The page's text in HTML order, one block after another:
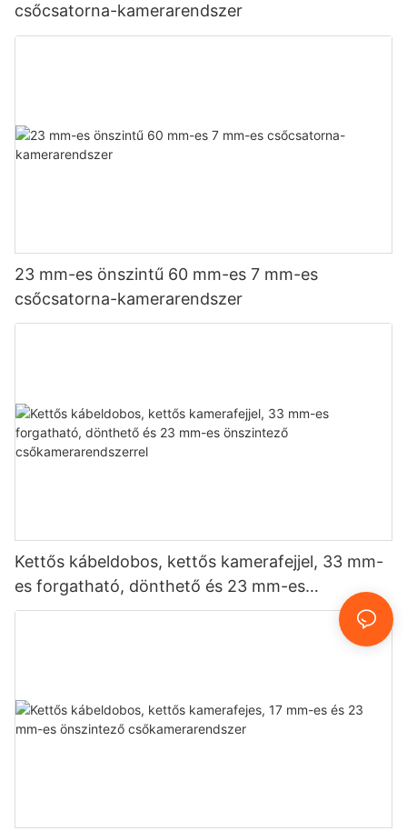
csőcsatorna-kamerarendszer
23 mm-es önszintű 60 mm-es 7 mm-es
csőcsatorna-kamerarendszer
Kettős kábeldobos, kettős kamerafejjel, 33 mm-
es forgatható, dönthető és 23 mm-es
önszintező csőkamerarendszerrel